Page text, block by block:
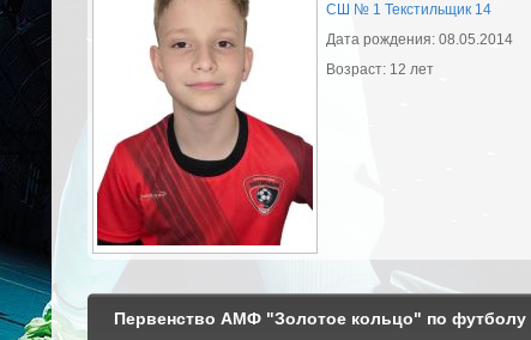
СШ № 1 Текстильщик 14
Дата рождения: 08.05.2014
Возраст: 12 лет
Первенство АМФ "Золотое кольцо" по футболу